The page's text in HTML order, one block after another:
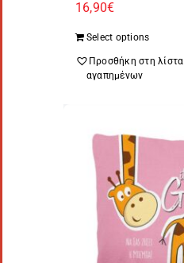
16,90€
Select options
Προσθήκη στη λίστα
αγαπημένων